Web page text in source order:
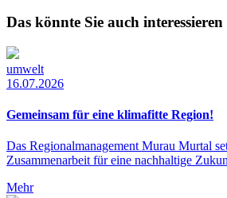
Das könnte Sie auch interessieren
umwelt
16.07.2026
Gemeinsam für eine klimafitte Region!
Das Regionalmanagement Murau Murtal
Zusammenarbeit für eine nachhaltige
Mehr